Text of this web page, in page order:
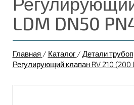
LDM DN50
Главная / Каталог / Детали
Регулирующий клапан RV 210 (200